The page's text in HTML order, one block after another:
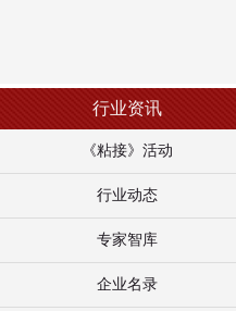
行业资讯
《粘接》活动
行业动态
专家智库
企业名录